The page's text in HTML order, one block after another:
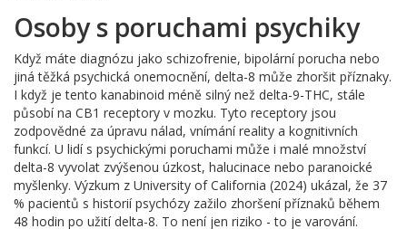
Osoby s poruchami psychiky
Když máte diagnózu jako schizofrenie, bipolární porucha nebo
jiná těžká psychická onemocnění, delta-8 může zhoršit příznaky.
I když je tento kanabinoid méně silný než delta-9-THC, stále
působí na CB1 receptory v mozku. Tyto receptory jsou
zodpovědné za úpravu nálad, vnímání reality a kognitivních
funkcí. U lidí s psychickými poruchami může i malé množství
delta-8 vyvolat zvýšenou úzkost, halucinace nebo paranoické
myšlenky. Výzkum z University of California (2024) ukázal, že 37
% pacientů s historií psychózy zažilo zhoršení příznaků během
48 hodin po užití delta-8. To není jen riziko - to je varování.